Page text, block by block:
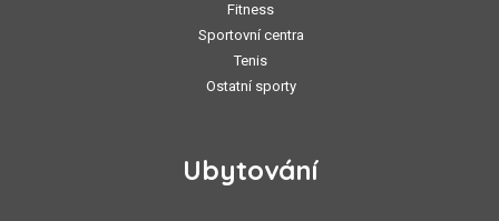
Fitness
Sportovní centra
Tenis
Ostatní sporty
Ubytování